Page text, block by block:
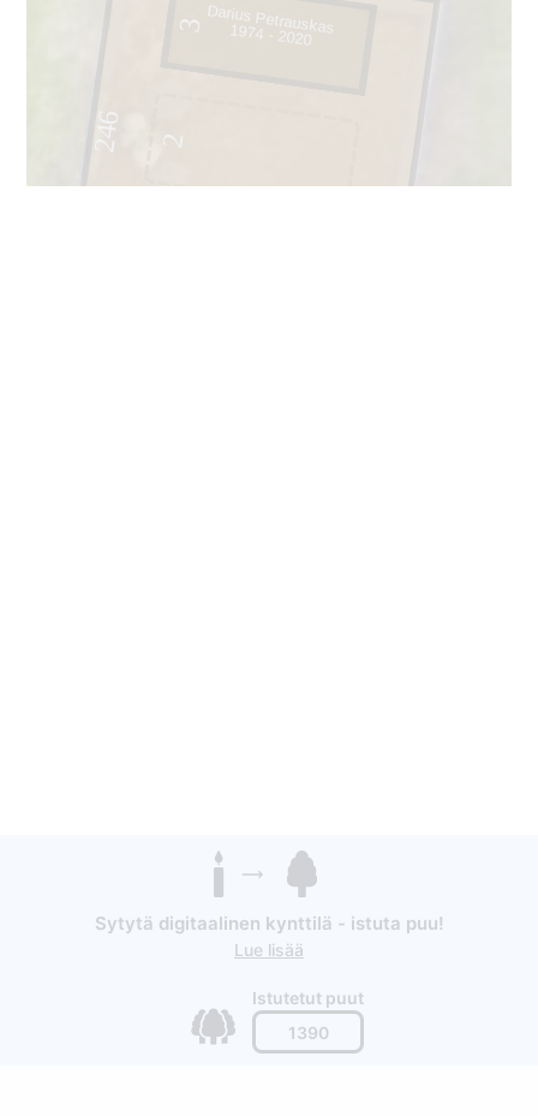
246 2
3 Darius Petrauskas
1974 - 2020
Sytytä digitaalinen kynttilä - istuta puu!
Lue lisää
Istutetut puut
1390